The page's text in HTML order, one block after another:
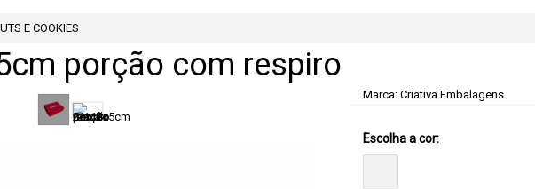
E COOKIES
porção com respiro
Marca: Criativa Embalagens
Escolha a cor: